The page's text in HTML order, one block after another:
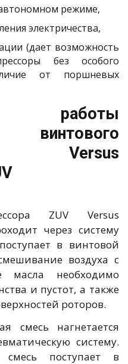
режиме,
электричества,
(дает возможность
без особого
от поршневых
работы
винтового
Versus
ZUV Versus
через систему
в винтовой
воздуха с
масла необходимо
и пустот, а также
роторов.
смесь нагнетается
систему.
поступает в